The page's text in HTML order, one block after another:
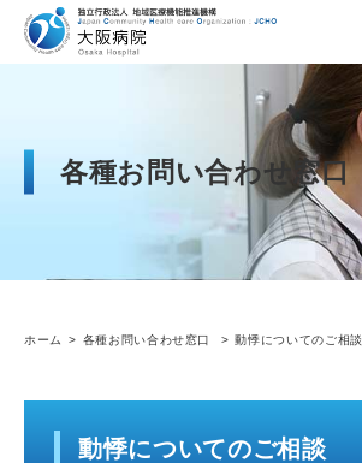
各種お問い合わせ窓口
ホーム 各種お問い合わせ窓口 動悸についてのご相談
動悸についてのご相談